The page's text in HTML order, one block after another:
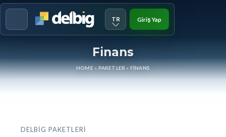
TR Giriş Yap
Finans
HOME»PAKETLER»FINANS
DELBIG PAKETLERI